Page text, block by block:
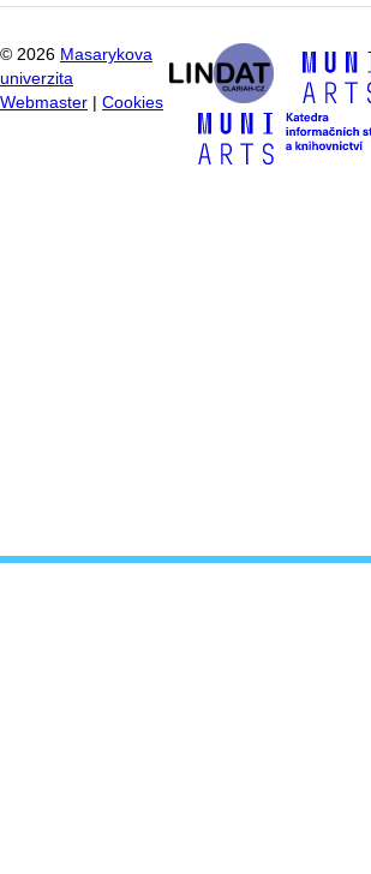
© 2026 Masarykova
univerzita
Webmaster
Cookies